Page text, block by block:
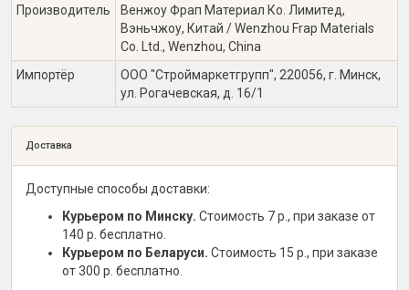
Производитель
Венжоу Фрап Материал Ко. Лимитед,
Вэньчжоу, Китай / Wenzhou Frap Materials
Co. Ltd., Wenzhou, China
Импортёр
ООО "Строймаркетгрупп", 220056, г. Минск,
ул. Рогачевская, д. 16/1
Доставка
Доступные способы доставки:
Курьером по Минску. Стоимость 7 р., при заказе от
140 р. бесплатно.
Курьером по Беларуси. Стоимость 15 р., при заказе
от 300 р. бесплатно.